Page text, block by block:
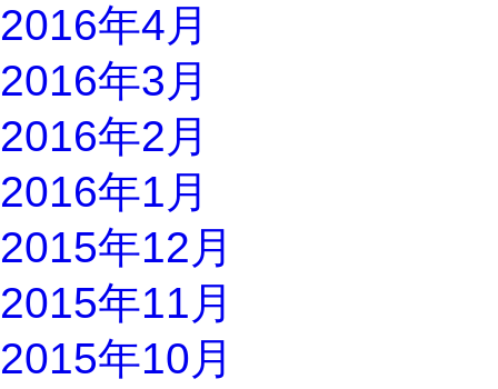
2016年4月
2016年3月
2016年2月
2016年1月
2015年12月
2015年11月
2015年10月